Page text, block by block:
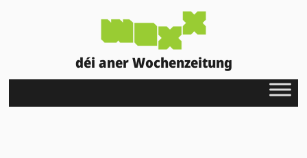
déi aner Wochenzeitung